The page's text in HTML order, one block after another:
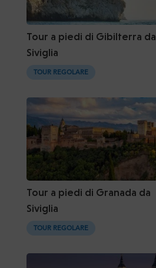
Tour a piedi di Gibilterra da
Siviglia
TOUR REGOLARE
Tour a piedi di Granada da
Siviglia
TOUR REGOLARE